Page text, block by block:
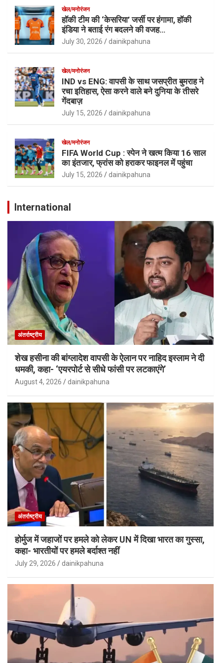
खेल/मनोरंजन
हॉकी टीम की ‘केसरिया’ जर्सी पर हंगामा, हॉकी
इंडिया ने बताई रंग बदलने की वजह…
July 30, 2026 dainikpahuna
खेल/मनोरंजन
IND vs ENG: वापसी के साथ जसप्रीत बुमराह ने
रचा इतिहास, ऐसा करने वाले बने दुनिया के तीसरे
गेंदबाज़
July 15, 2026 dainikpahuna
खेल/मनोरंजन
FIFA World Cup : स्पेन ने खत्म किया 16 साल
का इंतजार, फ्रांस को हराकर फाइनल में पहुंचा
July 15, 2026 dainikpahuna
International
अंतर्राष्ट्रीय
शेख हसीना की बांग्लादेश वापसी के ऐलान पर नाहिद इस्लाम ने दी
धमकी, कहा- ‘एयरपोर्ट से सीधे फांसी पर लटकाएंगे’
August 4, 2026 dainikpahuna
अंतर्राष्ट्रीय
होर्मुज में जहाजों पर हमले को लेकर UN में दिखा भारत का गुस्सा,
कहा- भारतीयों पर हमले बर्दाश्त नहीं
July 29, 2026 dainikpahuna